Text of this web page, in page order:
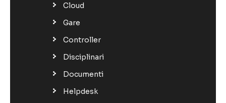
Cloud
Gare
Controller
Disciplinari
Documenti
Helpdesk